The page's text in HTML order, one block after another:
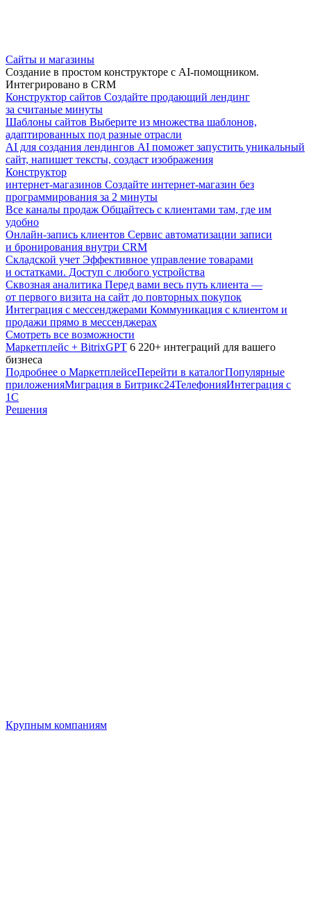
Сайты и магазины
Создание в простом конструкторе с AI-помощником.
Интегрировано в CRM
Конструктор сайтов Создайте продающий лендинг
за считаные минуты
Шаблоны сайтов Выберите из множества шаблонов,
адаптированных под разные отрасли
AI для создания лендингов AI поможет запустить уникальный
сайт, напишет тексты, создаст изображения
Конструктор
интернет-магазинов Создайте интернет-магазин без
программирования за 2 минуты
Все каналы продаж Общайтесь с клиентами там, где им
удобно
Онлайн-запись клиентов Сервис автоматизации записи
и бронирования внутри CRM
Складской учет Эффективное управление товарами
и остатками. Доступ с любого устройства
Сквозная аналитика Перед вами весь путь клиента —
от первого визита на сайт до повторных покупок
Интеграция с мессенджерами Коммуникация с клиентом и
продажи прямо в мессенджерах
Смотреть все возможности
Маркетплейс + BitrixGPT 6 220+ интеграций для вашего
бизнеса
Подробнее о МаркетплейсеПерейти в каталогПопулярные
приложенияМиграция в Битрикс24ТелефонияИнтеграция с
1С
Решения
Крупным компаниям